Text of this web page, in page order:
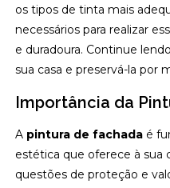
os tipos de tinta mais
necessários para realizar
e duradoura. Continue
sua casa e preservá-la por
Importância da
A pintura de fachada é
estética que oferece à sua
questões de proteção e